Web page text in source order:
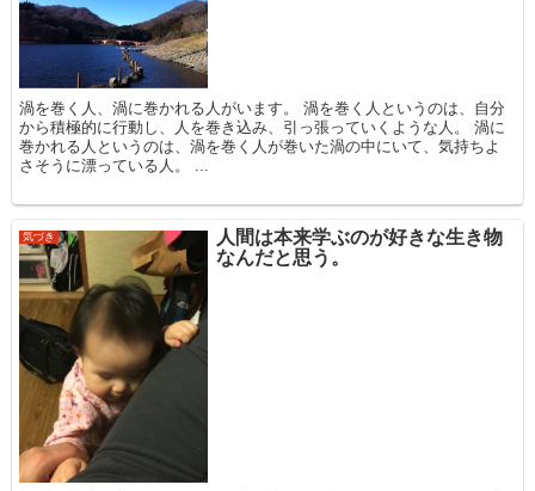
渦を巻く人、渦に巻かれる人がいます。 渦を巻く人というのは、自分
から積極的に行動し、人を巻き込み、引っ張っていくような人。 渦に
巻かれる人というのは、渦を巻く人が巻いた渦の中にいて、気持ちよ
さそうに漂っている人。 ...
気づき
人間は本来学ぶのが好きな生き物
なんだと思う。